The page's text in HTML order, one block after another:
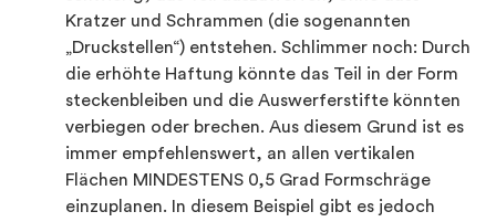
Kratzer und Schrammen (die sogenannten
„Druckstellen“) entstehen. Schlimmer noch: Durch
die erhöhte Haftung könnte das Teil in der Form
steckenbleiben und die Auswerferstifte könnten
verbiegen oder brechen. Aus diesem Grund ist es
immer empfehlenswert, an allen vertikalen
Flächen MINDESTENS 0,5 Grad Formschräge
einzuplanen. In diesem Beispiel gibt es jedoch